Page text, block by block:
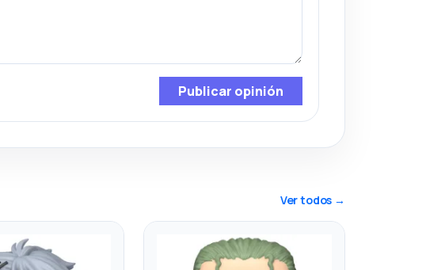
Publicar opinión
Ver todos →